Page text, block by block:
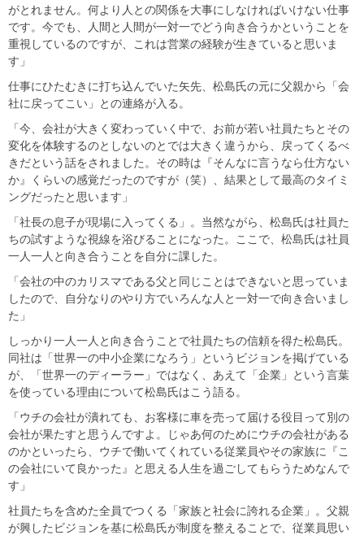
がとれません。何より人との関係を大事にしなければいけない仕事
です。今でも、人間と人間が一対一でどう向き合うかということを
重視しているのですが、これは営業の経験が生きていると思いま
す」
仕事にひたむきに打ち込んでいた矢先、松島氏の元に父親から「会
社に戻ってこい」との連絡が入る。
「今、会社が大きく変わっていく中で、お前が若い社員たちとその
変化を体験するのとしないのとでは大きく違うから、戻ってくるべ
きだという話をされました。その時は『そんなに言うなら仕方ない
か』くらいの感覚だったのですが（笑）、結果として最高のタイミ
ングだったと思います」
「社長の息子が現場に入ってくる」。当然ながら、松島氏は社員た
ちの試すような視線を浴びることになった。ここで、松島氏は社員
一人一人と向き合うことを自分に課した。
「会社の中のカリスマである父と同じことはできないと思っていま
したので、自分なりのやり方でいろんな人と一対一で向き合いまし
た」
しっかり一人一人と向き合うことで社員たちの信頼を得た松島氏。
同社は「世界一の中小企業になろう」というビジョンを掲げている
が、「世界一のディーラー」ではなく、あえて「企業」という言葉
を使っている理由について松島氏はこう語る。
「ウチの会社が潰れても、お客様に車を売って届ける役目って別の
会社が果たすと思うんですよ。じゃあ何のためにウチの会社がある
のかといったら、ウチで働いてくれている従業員やその家族に『こ
の会社にいて良かった』と思える人生を過ごしてもらうためなんで
す」
社員たちを含めた全員でつくる「家族と社会に誇れる企業」。父親
が興したビジョンを基に松島氏が制度を整えることで、従業員思い